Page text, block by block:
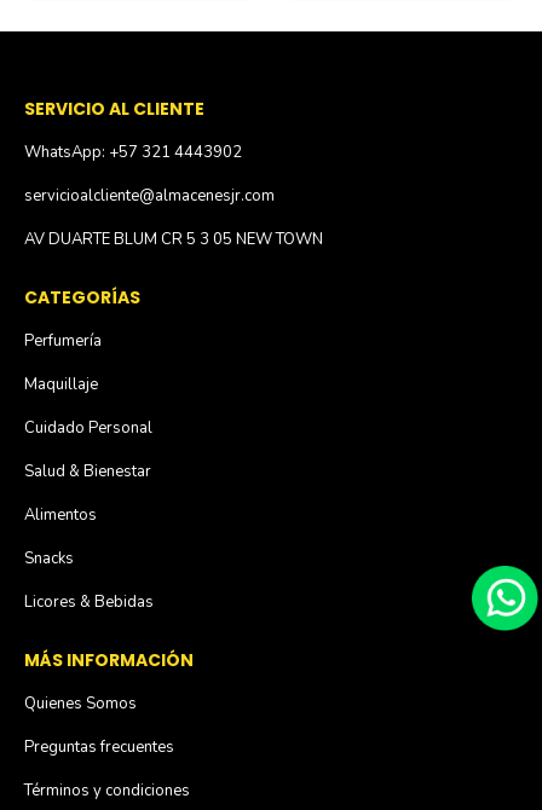
SERVICIO AL CLIENTE
WhatsApp: +57 321 4443902
servicioalcliente@almacenesjr.com
AV DUARTE BLUM CR 5 3 05 NEW TOWN
CATEGORÍAS
Perfumería
Maquillaje
Cuidado Personal
Salud & Bienestar
Alimentos
Snacks
Licores & Bebidas
MÁS INFORMACIÓN
Quienes Somos
Preguntas frecuentes
Términos y condiciones